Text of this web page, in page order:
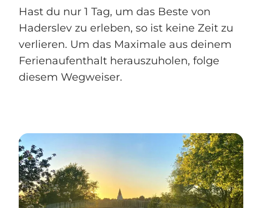
Information
Hast du nur 1 Tag, um das Beste von
Haderslev zu erleben, so ist keine Zeit zu
verlieren. Um das Maximale aus deinem
Ferienaufenthalt herauszuholen, folge
diesem Wegweiser.